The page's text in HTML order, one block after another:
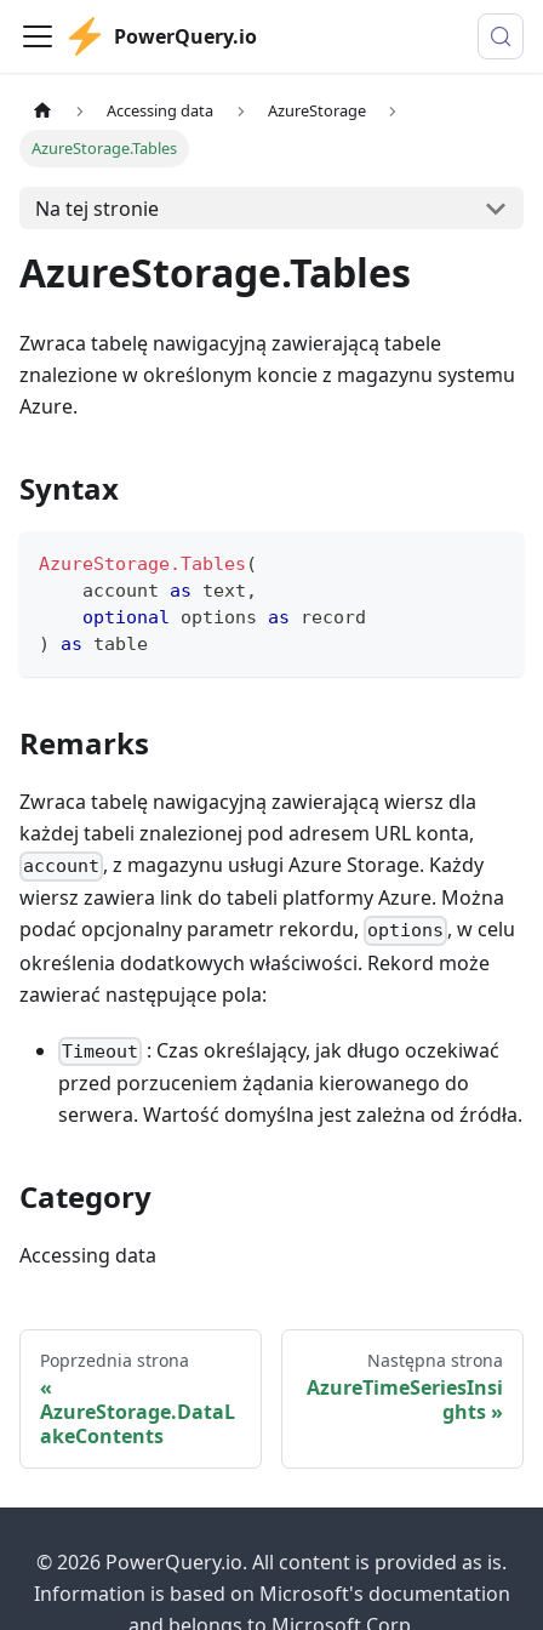
PowerQuery.io
Accessing data
AzureStorage
AzureStorage.Tables
Na tej stronie
AzureStorage.Tables
Zwraca tabelę nawigacyjną zawierającą tabele
znalezione w określonym koncie z magazynu systemu
Azure.
Syntax
AzureStorage.Tables (
    account
as text ,
optional options as
record
)
as table
Remarks
Zwraca tabelę nawigacyjną zawierającą wiersz dla
każdej tabeli znalezionej pod adresem URL konta,
account , z magazynu usługi Azure Storage. Każdy
wiersz zawiera link do tabeli platformy Azure. Można
podać opcjonalny parametr rekordu, options , w celu
określenia dodatkowych właściwości. Rekord może
zawierać następujące pola:
Timeout : Czas określający, jak długo oczekiwać
przed porzuceniem żądania kierowanego do
serwera. Wartość domyślna jest zależna od źródła.
Category
Accessing data
Poprzednia strona
AzureStorage.DataL
akeContents
Następna strona
AzureTimeSeriesInsi
ghts
© 2026 PowerQuery.io. All content is provided as is.
Information is based on Microsoft's documentation